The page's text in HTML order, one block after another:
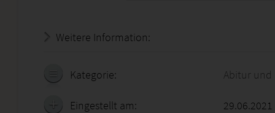
Weitere Information:
Kategorie: Abitur und
Eingestellt am: